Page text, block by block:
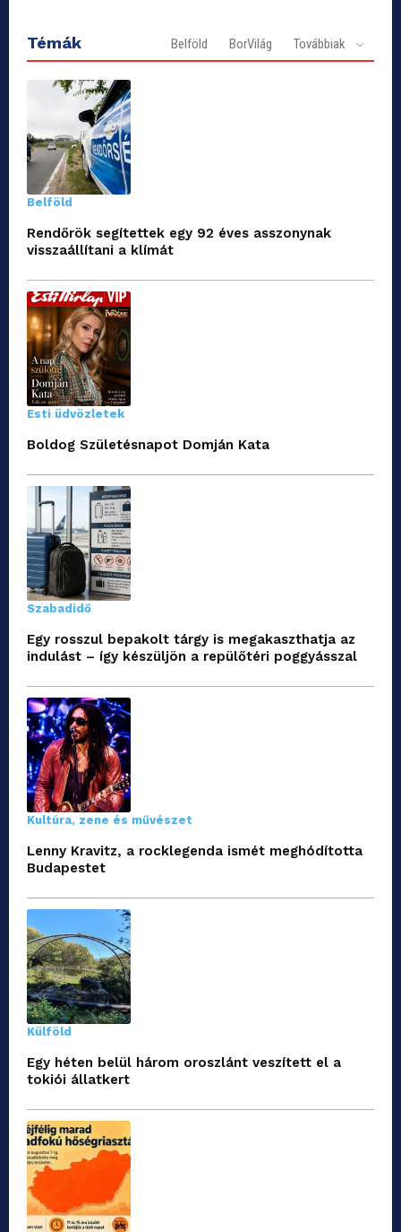
Témák Belföld BorVilág Továbbiak
Belföld
Rendőrök segítettek egy 92 éves asszonynak
visszaállítani a klímát
Esti üdvözletek
Boldog Születésnapot Domján Kata
Szabadidő
Egy rosszul bepakolt tárgy is megakaszthatja az
indulást – így készüljön a repülőtéri poggyásszal
Kultúra, zene és művészet
Lenny Kravitz, a rocklegenda ismét meghódította
Budapestet
Külföld
Egy héten belül három oroszlánt veszített el a
tokiói állatkert